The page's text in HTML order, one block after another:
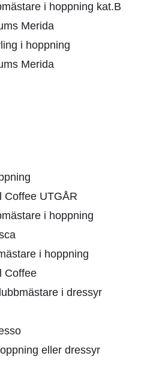
i hoppning kat.B
Merida
i hoppning
Merida
Coffee UTGÅR
i hoppning
i hoppning
Coffee
i dressyr
eller dressyr